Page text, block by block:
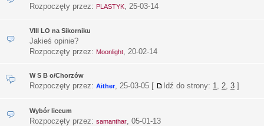
Rozpoczęty przez: PLASTYK, 25-03-14
VIII LO na Sikorniku
Jakieś opinie?
Rozpoczęty przez: Moonlight, 20-02-14
W S B o/Chorzów
Rozpoczęty przez: Aither, 25-03-05 [ Idź do strony: 1, 2, 3 ]
Wybór liceum
Rozpoczęty przez: samanthar, 05-01-13